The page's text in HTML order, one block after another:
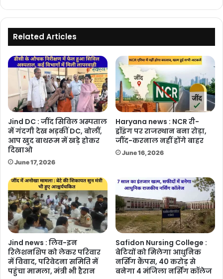
व्हीलर
को
मिलेगी
एंट्री
Related Articles
Jind DC : जींद सिविल अस्पताल
में गंदगी देख भड़कीं DC, बोलीं,
आप खुद बाथरूम में खड़े होकर
दिखाओ
June 17, 2026
Haryana news : NCR री-
ड्रॉइंग पर राजस्थान बना रोड़ा,
जींद-करनाल नहीं होंगे बाहर
June 16, 2026
Jind news : लिव-इन
रिलेशनशिप को लेकर परिवार
में विवाद, परिवेदना समिति में
पहुंचा मामला, मंत्री भी हैरान
Safidon Nursing College :
बेटियों को मिलेगा आधुनिक
नर्सिंग कैंपस, 40 करोड़ से
बनेगा 4 मंजिला नर्सिंग कॉलेज